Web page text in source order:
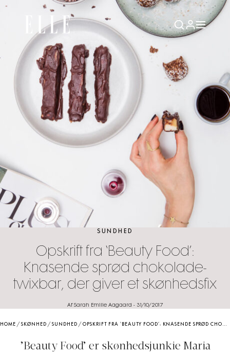
SUNDHED
Opskrift fra ‘Beauty Food’:
Knasende sprød chokolade-
twixbar, der giver et skønhedsfix
Af Sarah Emilie Aagaard - 31/10/2017
HOME /SKØNHED /SUNDHED /OPSKRIFT FRA ‘BEAUTY FOOD’: KNASENDE SPRØD CHOKOLADE-TWIXBAR, DER GIVER ET SKØNHEDSFIX
’Beauty Food’ er skønhedsjunkie Maria